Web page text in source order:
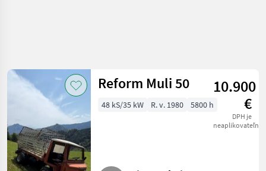
Reform Muli 50
10.900
€
DPH je
neaplikovateľné
48 kS/35 kW R. v. 1980 5800 h